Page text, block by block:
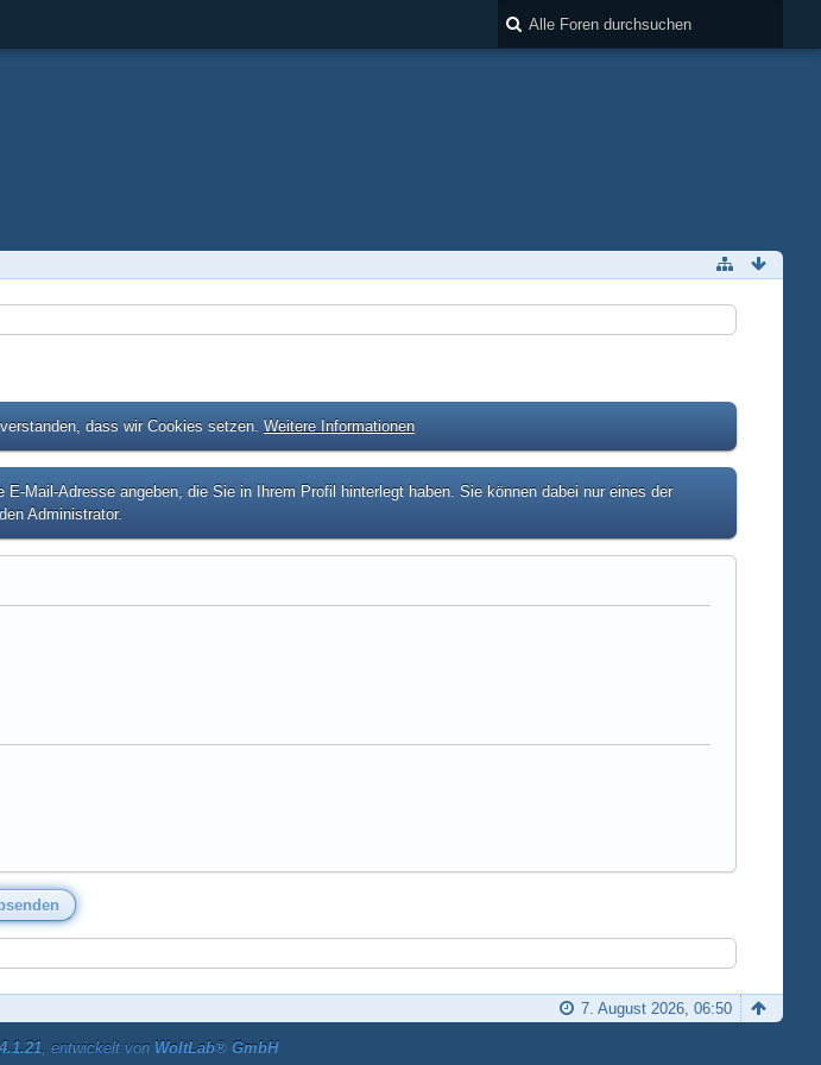
dass wir Cookies setzen. Weitere Informationen
Mail-Adresse angeben, die Sie in Ihrem Profil hinterlegt haben. Sie können dabei nur eines der
Administrator.
7. August 2026, 06:50
, entwickelt von WoltLab® GmbH